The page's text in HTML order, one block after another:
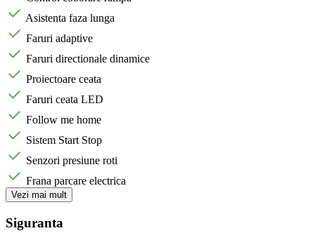
Asistenta faza lunga
Faruri adaptive
Faruri directionale dinamice
Proiectoare ceata
Faruri ceata LED
Follow me home
Sistem Start Stop
Senzori presiune roti
Frana parcare electrica
Vezi mai mult
Siguranta